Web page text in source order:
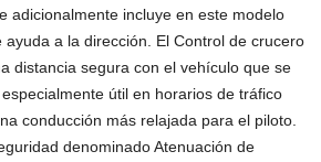
adicionalmente incluye en este modelo
ayuda a la dirección. El Control de crucero
distancia segura con el vehículo que se
útil en horarios de tráfico
conducción más relajada para el piloto.
denominado Atenuación de